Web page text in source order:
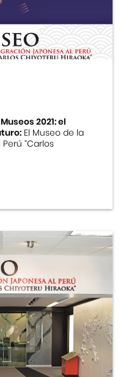
Japonesa
2021: el
El Museo de la
“Carlos